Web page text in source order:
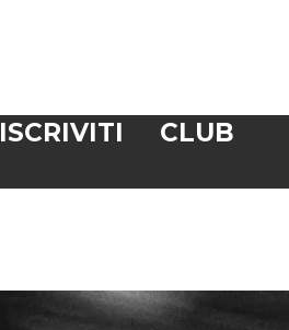
ISCRIVITI
CLUB